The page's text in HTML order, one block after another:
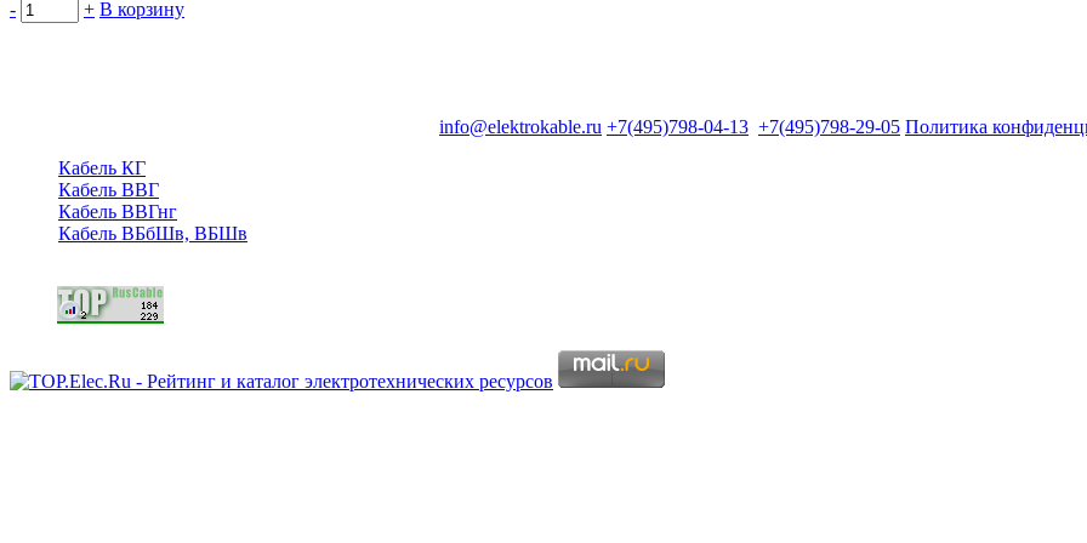
-
+ В корзину
info@elektrokable.ru +7(495)798-04-13 +7(495)798-29-05 Политика
Кабель КГ
Кабель ВВГ
Кабель ВВГнг
Кабель ВБбШв, ВБШв